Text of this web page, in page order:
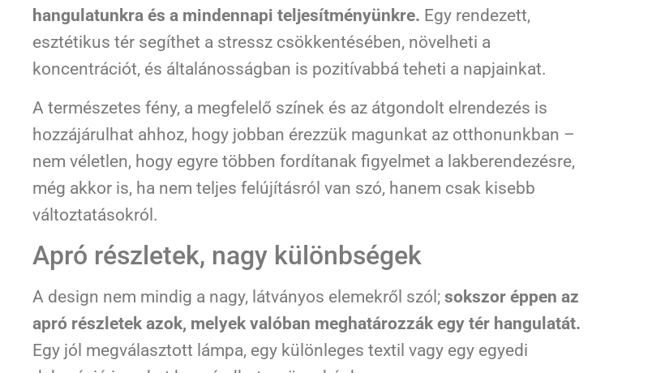
hangulatunkra és a mindennapi teljesítményünkre. Egy rendezett,
esztétikus tér segíthet a stressz csökkentésében, növelheti a
koncentrációt, és általánosságban is pozitívabbá teheti a napjainkat.
A természetes fény, a megfelelő színek és az átgondolt elrendezés is
hozzájárulhat ahhoz, hogy jobban érezzük magunkat az otthonunkban –
nem véletlen, hogy egyre többen fordítanak figyelmet a lakberendezésre,
még akkor is, ha nem teljes felújításról van szó, hanem csak kisebb
változtatásokról.
Apró részletek, nagy különbségek
A design nem mindig a nagy, látványos elemekről szól; sokszor éppen az
apró részletek azok, melyek valóban meghatározzák egy tér hangulatát.
Egy jól megválasztott lámpa, egy különleges textil vagy egy egyedi